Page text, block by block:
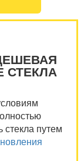
СТЕКЛА
стекла путем